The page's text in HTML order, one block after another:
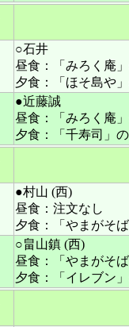
○石井
昼食：「みろく庵
夕食：「ほそ島や
●近藤誠
昼食：「みろく庵
夕食：「千寿司」
●村山 (西)
昼食：注文なし
夕食：「やまがそ
○畠山鎮 (西)
昼食：「やまがそ
夕食：「イレブン